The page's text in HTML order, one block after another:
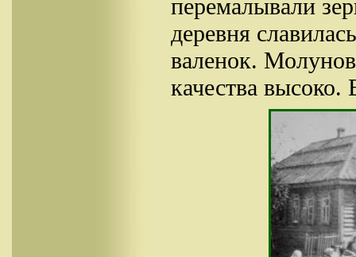
перемалывали
деревня
валенок.
качества высоко.